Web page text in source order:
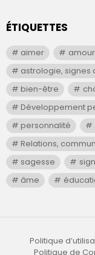
ÉTIQUETTES
aimer amour
astrologie, signes
bien-être
Développement
personnalité
Relations,
sagesse
âme
Politique
Politique de